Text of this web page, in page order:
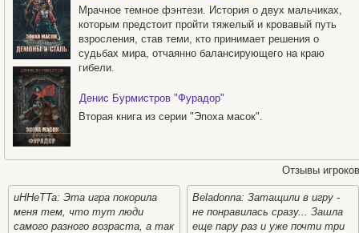
Мрачное темное фэнтези. История о двух мальчиках,
которым предстоит пройти тяжелый и кровавый путь
взросления, став теми, кто принимает решения о
судьбах мира, отчаянно балансирующего на краю
гибели.
Денис Бурмистров "Фурадор"
Вторая книга из серии "Эпоха масок".
Отзывы игроков
uHHeTTa: Эта игра покорила
меня тем, что тут люди
самого разного возраста, а так
Beladonna: Затащили в игру -
не понравилась сразу... Зашла
еще пару раз и уже почти три